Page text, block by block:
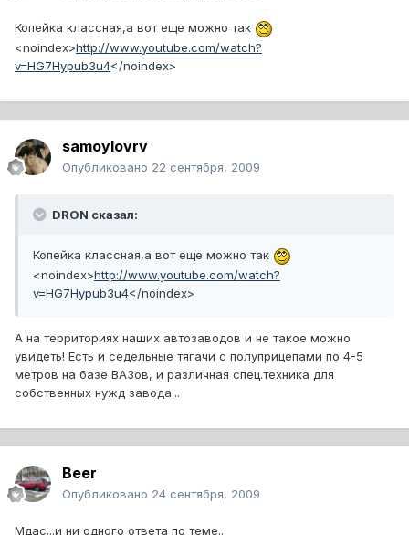
Копейка классная,а вот еще можно так
<noindex>http://www.youtube.com/watch?
v=HG7Hypub3u4</noindex>
samoylovrv
Опубликовано 22 сентября, 2009
DRON сказал:
Копейка классная,а вот еще можно так
<noindex>http://www.youtube.com/watch?
v=HG7Hypub3u4</noindex>
А на территориях наших автозаводов и не такое можно
увидеть! Есть и седельные тягачи с полуприцепами по 4-5
метров на базе ВАЗов, и различная спец.техника для
собственных нужд завода...
Beer
Опубликовано 24 сентября, 2009
Мдас...и ни одного ответа по теме...